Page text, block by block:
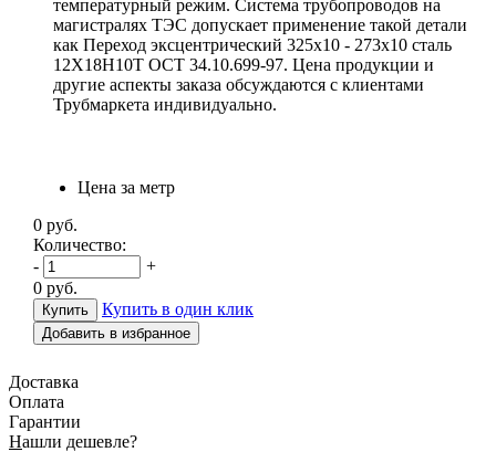
температурный режим. Система трубопроводов на
магистралях ТЭС допускает применение такой детали
как Переход эксцентрический 325х10 - 273х10 сталь
12Х18Н10Т ОСТ 34.10.699-97. Цена продукции и
другие аспекты заказа обсуждаются с клиентами
Трубмаркета индивидуально.
Цена за метр
0 руб.
Количество:
-
+
0 руб.
Купить в один клик
Добавить в избранное
Доставка
Оплата
Гарантии
Нашли дешевле?